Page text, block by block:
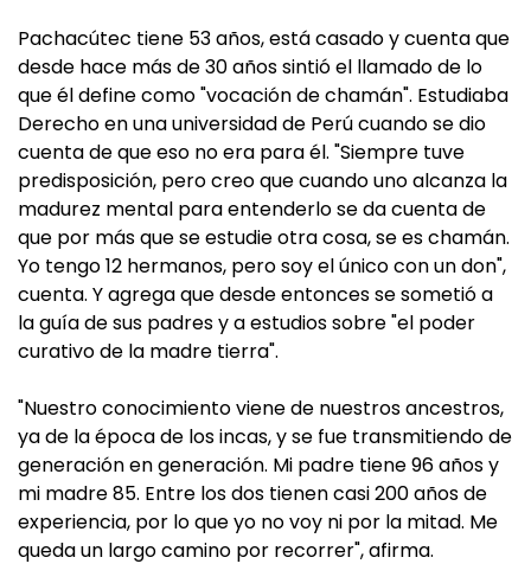
Pachacútec tiene 53 años, está casado y cuenta que
desde hace más de 30 años sintió el llamado de lo
que él define como "vocación de chamán". Estudiaba
Derecho en una universidad de Perú cuando se dio
cuenta de que eso no era para él. "Siempre tuve
predisposición, pero creo que cuando uno alcanza la
madurez mental para entenderlo se da cuenta de
que por más que se estudie otra cosa, se es chamán.
Yo tengo 12 hermanos, pero soy el único con un don",
cuenta. Y agrega que desde entonces se sometió a
la guía de sus padres y a estudios sobre "el poder
curativo de la madre tierra".
"Nuestro conocimiento viene de nuestros ancestros,
ya de la época de los incas, y se fue transmitiendo de
generación en generación. Mi padre tiene 96 años y
mi madre 85. Entre los dos tienen casi 200 años de
experiencia, por lo que yo no voy ni por la mitad. Me
queda un largo camino por recorrer", afirma.